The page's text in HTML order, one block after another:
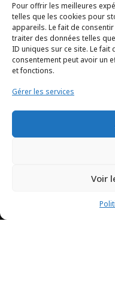
Pour offrir les meilleures
telles que les cookies pour
appareils. Le fait de
traiter des données telles
ID uniques sur ce site. Le
consentement peut avoir un
et fonctions.
Gérer les services
Voir